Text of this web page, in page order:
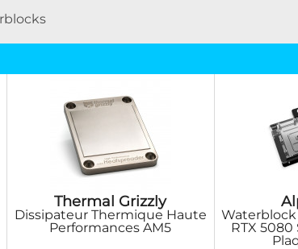
Thermal Grizzly
Dissipateur Thermique Haute
Performances AM5
Waterblock
RTX 5080